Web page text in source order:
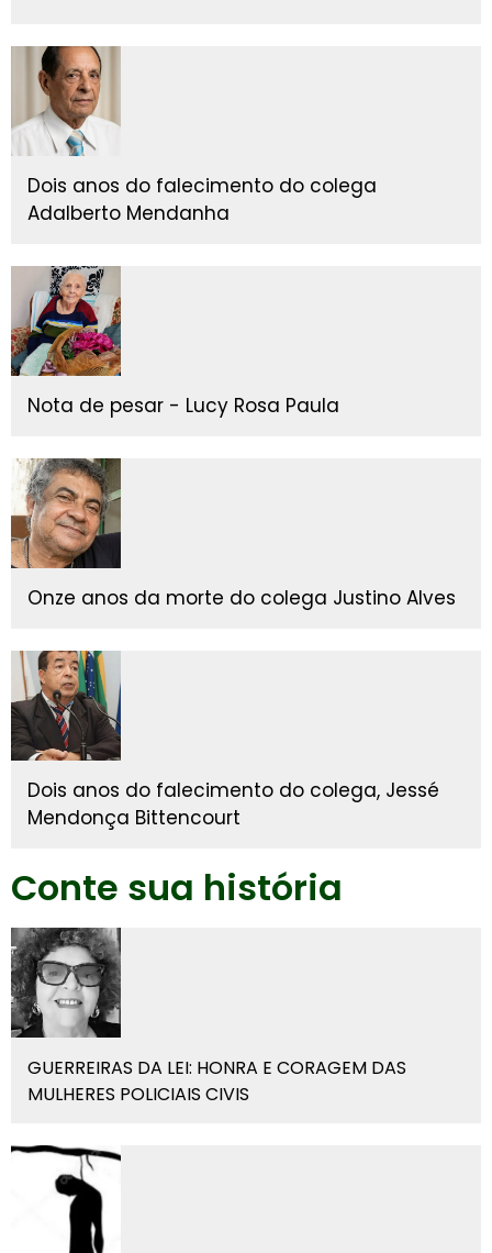
Dois anos do falecimento do colega
Adalberto Mendanha
Nota de pesar - Lucy Rosa Paula
Onze anos da morte do colega Justino Alves
Dois anos do falecimento do colega, Jessé
Mendonça Bittencourt
Conte sua história
GUERREIRAS DA LEI: HONRA E CORAGEM DAS
MULHERES POLICIAIS CIVIS